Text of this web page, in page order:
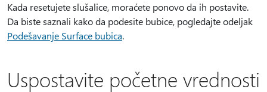
Kada resetujete slušalice, moraćete ponovo da ih postavite.
Da biste saznali kako da podesite bubice, pogledajte odeljak
Podešavanje Surface bubica.
Uspostavite početne vrednosti